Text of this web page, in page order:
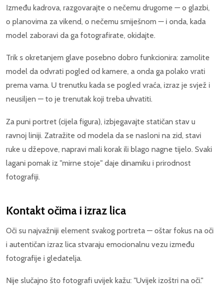
Između kadrova, razgovarajte o nečemu drugome — o glazbi,
o planovima za vikend, o nečemu smiješnom — i onda, kada
model zaboravi da ga fotografirate, okidajte.
Trik s okretanjem glave posebno dobro funkcionira: zamolite
model da odvrati pogled od kamere, a onda ga polako vrati
prema vama. U trenutku kada se pogled vraća, izraz je svjež i
neusiljen — to je trenutak koji treba uhvatiti.
Za puni portret (cijela figura), izbjegavajte statičan stav u
ravnoj liniji. Zatražite od modela da se nasloni na zid, stavi
ruke u džepove, napravi mali korak ili blago nagne tijelo. Svaki
lagani pomak iz "mirne stoje" daje dinamiku i prirodnost
fotografiji.
Kontakt očima i izraz lica
Oči su najvažniji element svakog portreta — oštar fokus na oči
i autentičan izraz lica stvaraju emocionalnu vezu između
fotografije i gledatelja.
Nije slučajno što fotografi uvijek kažu: "Uvijek izoštri na oči."